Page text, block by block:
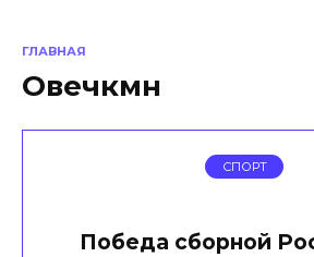
ГЛАВНАЯ
Овечкмн
СПОРТ
Победа сборной